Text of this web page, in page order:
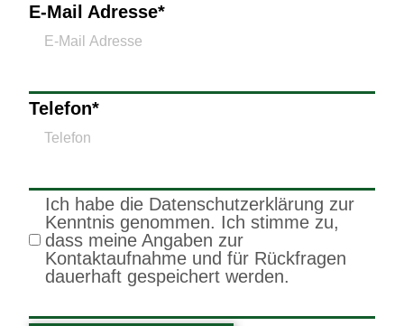
E-Mail Adresse*
Telefon*
Ich habe die Datenschutzerklärung zur
Kenntnis genommen. Ich stimme zu,
dass meine Angaben zur
Kontaktaufnahme und für Rückfragen
dauerhaft gespeichert werden.